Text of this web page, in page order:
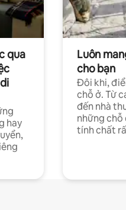
qua
hay
Luôn
cho bạn
Đôi khi,
chỗ ở. Từ
đến nhà
những chỗ
tính chất